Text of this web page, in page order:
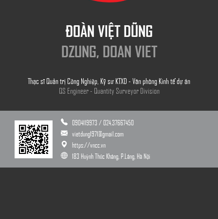
ĐOÀN VIỆT DŨNG
DZUNG, DOAN VIET
Thạc sĩ Quản trị Công Nghiệp, Kỹ sư KTXD - Văn phòng Kinh tế dự án
QS Engineer - Quantity Surveyor Division
0904119973 / 024.37667450
vietdung1971@gmail.com
https://vncc.vn
183 Huỳnh Thúc Kháng, P.Láng, Hà Nội